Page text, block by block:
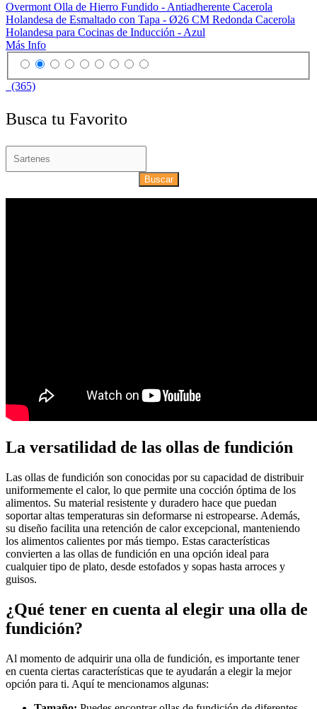
Overmont Olla de Hierro Fundido - Antiadherente Cacerola
Holandesa de Esmaltado con Tapa - Ø26 CM Redonda Cacerola
Holandesa para Cocinas de Inducción - Azul
Más Info
(365)
Busca tu Favorito
Buscar
La versatilidad de las ollas de fundición
Las ollas de fundición son conocidas por su capacidad de distribuir
uniformemente el calor, lo que permite una cocción óptima de los
alimentos. Su material resistente y duradero hace que puedan
soportar altas temperaturas sin deformarse ni estropearse. Además,
su diseño facilita una retención de calor excepcional, manteniendo
los alimentos calientes por más tiempo. Estas características
convierten a las ollas de fundición en una opción ideal para
cualquier tipo de plato, desde estofados y sopas hasta arroces y
guisos.
¿Qué tener en cuenta al elegir una olla de
fundición?
Al momento de adquirir una olla de fundición, es importante tener
en cuenta ciertas características que te ayudarán a elegir la mejor
opción para ti. Aquí te mencionamos algunas: